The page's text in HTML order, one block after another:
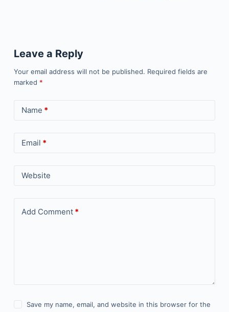
Leave a Reply
Your email address will not be published. Required fields are
marked *
Name *
Email *
Website
Add Comment*
Save my name, email, and website in this browser for the